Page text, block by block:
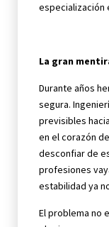
especialización
La gran
Durante años
segura.
previsibles
en el corazón
desconfiar de
profesiones
estabilidad ya
El problema no